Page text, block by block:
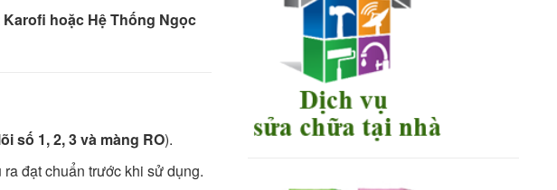
hoặc Hệ Thống Ngọc
số 1, 2, 3 và màng RO).
đạt chuẩn trước khi sử dụng.